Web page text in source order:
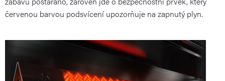
červenou barvou podsvícení upozorňuje na zapnutý plyn.